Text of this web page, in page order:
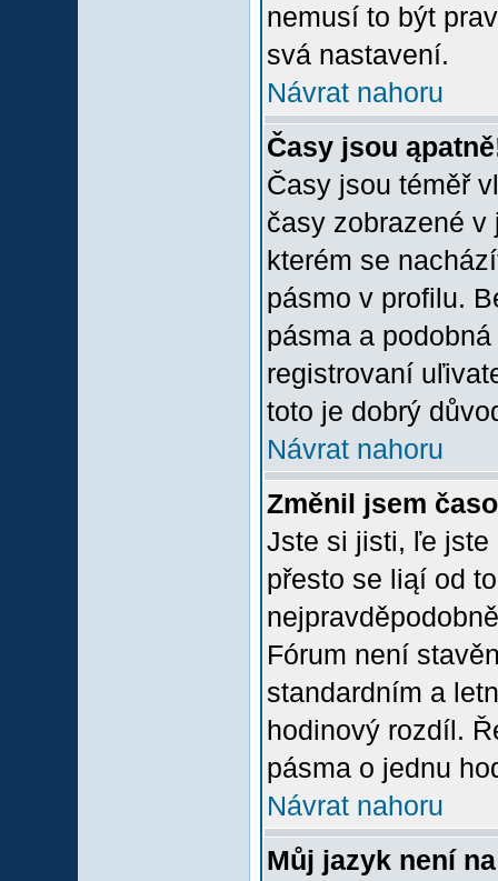
nemusí to být
svá nastavení.
Návrat nahoru
Časy jsou
Časy jsou téměř
časy zobrazené
kterém se
pásmo v profilu.
pásma a
registrovaní
toto je dobrý
Návrat nahoru
Změnil jsem
Jste si jisti, ľe jste
přesto se liąí od
Fórum není
standardním a
hodinový rozdíl.
pásma o jednu
Návrat nahoru
Můj jazyk není